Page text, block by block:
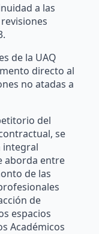
a las
de la UAQ
directo al
no atadas a
del
se
integral
aborda entre
de las
de
espacios
Académicos